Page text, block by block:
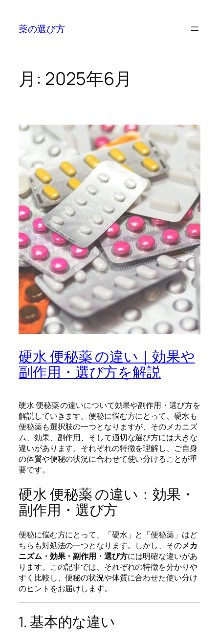
薬の選び方
月: 2025年6月
硬水 便秘薬 の違い｜効果や
副作用・選び方を解説
硬水 便秘薬 の違いについて効果や副作用・選び方を
解説していきます。便秘に悩む方にとって、硬水も
便秘薬も選択肢の一つとなりますが、そのメカニズ
ム、効果、副作用、そして適切な選び方には大きな
違いがあります。それぞれの特徴を理解し、ご自身
の体質や便秘の状況に合わせて使い分けることが重
要です。
硬水 便秘薬 の違い：効果・
副作用・選び方
便秘に悩む方にとって、「硬水」と「便秘薬」はど
ちらも対処法の一つとなります。しかし、そのメカ
ニズム・効果・副作用・選び方には明確な違いがあ
ります。この記事では、それぞれの特徴を分かりや
すく比較し、便秘の状況や体質に合わせた使い分け
のヒントをお届けします。
1. 基本的な違い